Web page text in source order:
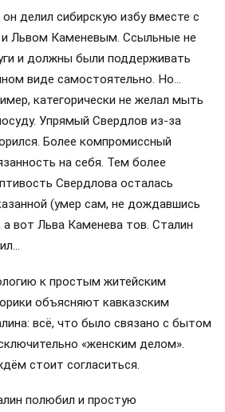
делил сибирскую избу вместе с
Львом Каменевым. Ссыльные не
и должны были поддерживать
виде самостоятельно. Но…
категорически не желал мыть
Упрямый Свердлов из-за
Более компромиссный
на себя. Тем более
Свердлова осталась
(умер сам, не дождавшись
а вот Льва Каменева тов. Сталин
к простым житейским
объясняют кавказским
всё, что было связано с бытом
«женским делом».
стоит согласиться.
полюбил и простую